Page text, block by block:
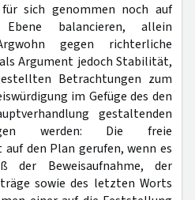
sich genommen noch auf
Ebene balancieren, allein
gegen richterliche
Argument jedoch Stabilität,
Betrachtungen zum
im Gefüge des den
gestaltenden
werden: Die freie
den Plan gerufen, wenn es
der Beweisaufnahme, der
sowie des letzten Worts